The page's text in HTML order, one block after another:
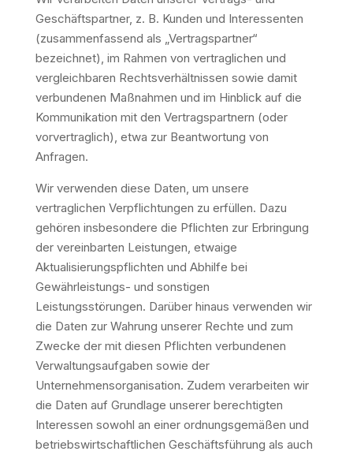
Geschäftspartner, z. B. Kunden und Interessenten
(zusammenfassend als „Vertragspartner“
bezeichnet), im Rahmen von vertraglichen und
vergleichbaren Rechtsverhältnissen sowie damit
verbundenen Maßnahmen und im Hinblick auf die
Kommunikation mit den Vertragspartnern (oder
vorvertraglich), etwa zur Beantwortung von
Anfragen.
Wir verwenden diese Daten, um unsere
vertraglichen Verpflichtungen zu erfüllen. Dazu
gehören insbesondere die Pflichten zur Erbringung
der vereinbarten Leistungen, etwaige
Aktualisierungspflichten und Abhilfe bei
Gewährleistungs- und sonstigen
Leistungsstörungen. Darüber hinaus verwenden wir
die Daten zur Wahrung unserer Rechte und zum
Zwecke der mit diesen Pflichten verbundenen
Verwaltungsaufgaben sowie der
Unternehmensorganisation. Zudem verarbeiten wir
die Daten auf Grundlage unserer berechtigten
Interessen sowohl an einer ordnungsgemäßen und
betriebswirtschaftlichen Geschäftsführung als auch